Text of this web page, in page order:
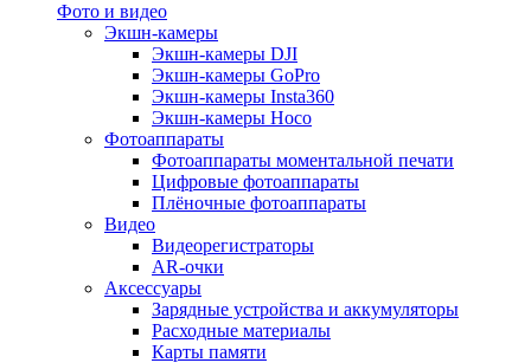
Фото и видео
Экшн-камеры
Экшн-камеры DJI
Экшн-камеры GoPro
Экшн-камеры Insta360
Экшн-камеры Hoco
Фотоаппараты
Фотоаппараты моментальной печати
Цифровые фотоаппараты
Плёночные фотоаппараты
Видео
Видеорегистраторы
AR-очки
Аксессуары
Зарядные устройства и аккумуляторы
Расходные материалы
Карты памяти